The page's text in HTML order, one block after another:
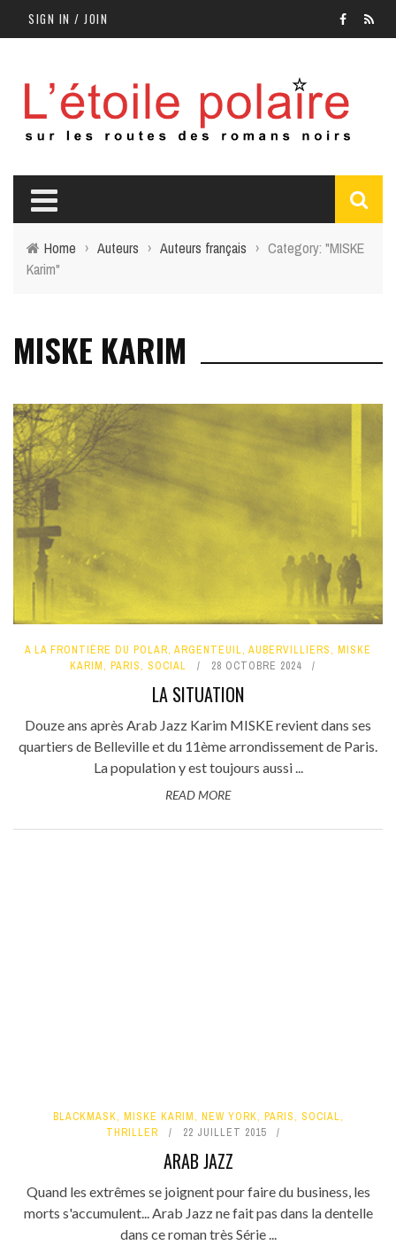
SIGN IN / JOIN
Home › Auteurs › Auteurs français › Category: "MISKE
Karim"
MISKE KARIM
A LA FRONTIÈRE DU POLAR, ARGENTEUIL, AUBERVILLIERS, MISKE
KARIM, PARIS, SOCIAL 28 OCTOBRE 2024
LA SITUATION
Douze ans après Arab Jazz Karim MISKE revient dans ses
quartiers de Belleville et du 11ème arrondissement de Paris.
La population y est toujours aussi ...
READ MORE
BLACKMASK, MISKE KARIM, NEW YORK, PARIS, SOCIAL,
THRILLER
22 JUILLET 2015
ARAB JAZZ
Quand les extrêmes se joignent pour faire du business, les
morts s'accumulent... Arab Jazz ne fait pas dans la dentelle
dans ce roman très Série ...